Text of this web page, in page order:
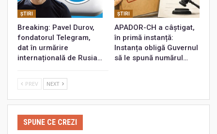
ŞTIRI
Breaking: Pavel Durov,
fondatorul Telegram,
dat în urmărire
internațională de Rusia…
ŞTIRI
APADOR-CH a câștigat,
în primă instanță:
Instanța obligă Guvernul
să le spună numărul…
PREV NEXT
SPUNE CE CREZI